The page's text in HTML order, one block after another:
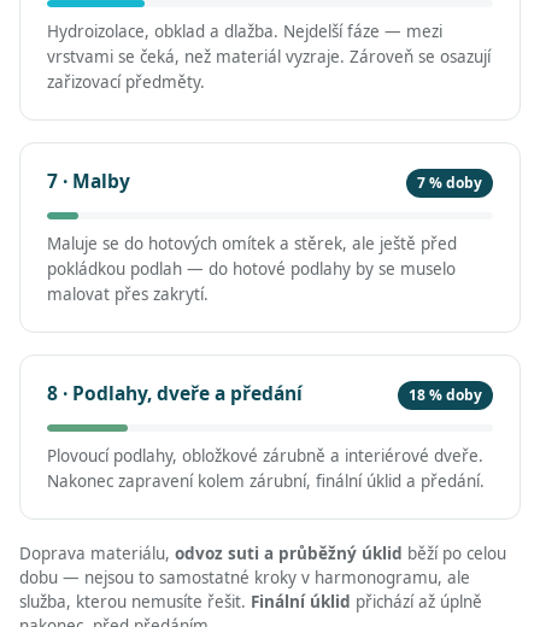
Hydroizolace, obklad a dlažba. Nejdelší fáze — mezi
vrstvami se čeká, než materiál vyzraje. Zároveň se osazují
zařizovací předměty.
7 · Malby 7 % doby
Maluje se do hotových omítek a stěrek, ale ještě před
pokládkou podlah — do hotové podlahy by se muselo
malovat přes zakrytí.
8 · Podlahy, dveře a předání 18 % doby
Plovoucí podlahy, obložkové zárubně a interiérové dveře.
Nakonec zapravení kolem zárubní, finální úklid a předání.
Doprava materiálu, odvoz suti a průběžný úklid běží po celou
dobu — nejsou to samostatné kroky v harmonogramu, ale
služba, kterou nemusíte řešit. Finální úklid přichází až úplně